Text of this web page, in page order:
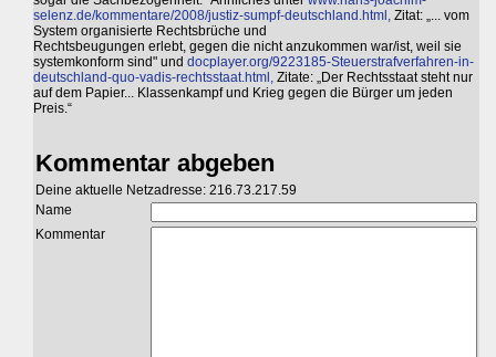
selenz.de/kommentare/2008/justiz-sumpf-deutschland.html, Zitat: „... vom
System organisierte Rechtsbrüche und
Rechtsbeugungen erlebt, gegen die nicht anzukommen war/ist, weil sie
systemkonform sind" und docplayer.org/9223185-Steuerstrafverfahren-in-
deutschland-quo-vadis-rechtsstaat.html, Zitate: „Der Rechtsstaat steht nur
auf dem Papier... Klassenkampf und Krieg gegen die Bürger um jeden
Preis.“
Kommentar abgeben
Deine aktuelle Netzadresse: 216.73.217.59
Name
Kommentar